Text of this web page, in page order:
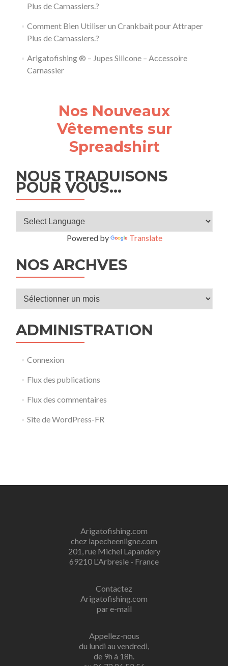
Plus de Carnassiers.?
Comment Bien Utiliser un Crankbait pour Attraper
Plus de Carnassiers.?
Arigatofishing ® – Jupes Silicone – Accessoire
Carnassier
Nos Nouveaux
Vêtements sur
Spreadshirt
NOUS TRADUISONS
POUR VOUS…
Powered by Translate
NOS ARCHVES
Nos
ADMINISTRATION
Connexion
Flux des publications
Flux des commentaires
Site de WordPress-FR
Arigatofishing.com
chez lapecheenligne.com
201, rue Michel Lapandery
69210 L'Arbresle - France
Contactez
Arigatofishing.com
par e-mail
Appellez-nous
du lundi au vendredi,
de 9h à 18h.